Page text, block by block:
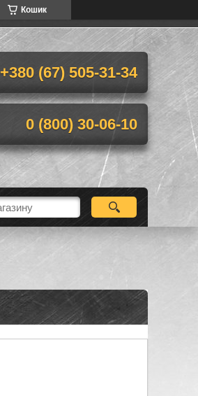
Кошик
+380 (67) 505-31-34
0 (800) 30-06-10